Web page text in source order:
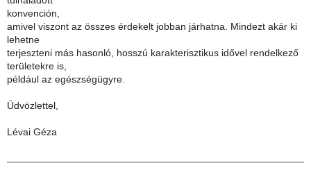
konvención,
amivel viszont az összes érdekelt jobban járhatna. Mindezt akár ki
lehetne
terjeszteni más hasonló, hosszú karakterisztikus idővel rendelkező
területekre is,
például az egészségügyre.
Üdvözlettel,
Lévai Géza